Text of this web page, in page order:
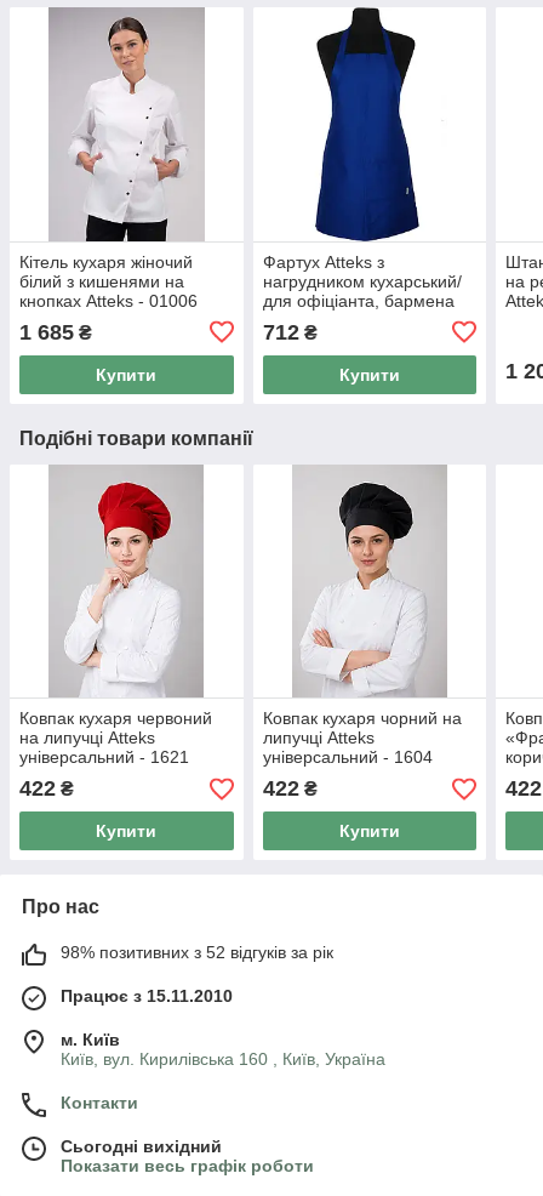
Кітель кухаря жіночий
білий з кишенями на
кнопках Atteks - 01006
1 685 ₴
Купити
Фартух Atteks з
нагрудником кухарський/
для офіціанта, бармена
712₴
Купити
на
1
Подібні товари компанії
Ковпак кухаря червоний
на липучці Atteks
універсальний - 1621
422 ₴
Купити
Ковпак кухаря чорний на
липучці Atteks
універсальний - 1604
422₴
Купити
422
Про нас
98% позитивних з 52 відгуків за рік
Працює з 15.11.2010
м. Київ
Київ, вул. Кирилівська 160 , Київ, Україна
Контакти
Сьогодні вихідний
Показати весь графік роботи